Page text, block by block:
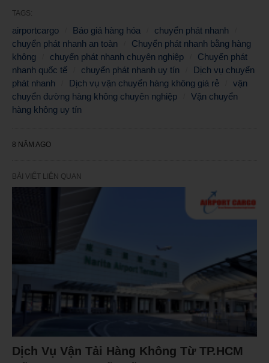
TAGS:
airportcargo Báo giá hàng hóa
chuyển phát nhanh
chuyển phát nhanh an toàn
Chuyển phát nhanh bằng hàng
không
chuyển phát nhanh chuyên nghiệp
Chuyển phát
nhanh quốc tế
chuyển phát nhanh uy tín
Dịch vụ chuyển
phát nhanh
Dịch vụ vận chuyển hàng không giá rẻ
vận
chuyển đường hàng không chuyên nghiệp
Vận chuyển
hàng không uy tín
8 NĂM AGO
BÀI VIẾT LIÊN QUAN
Dịch Vụ Vận Tải Hàng Không Từ TP.HCM